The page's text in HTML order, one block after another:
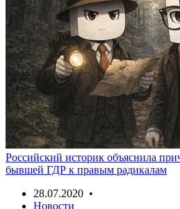
Российский историк объяснила
бывшей ГДР к правым радикалам
28.07.2020 •
Новости